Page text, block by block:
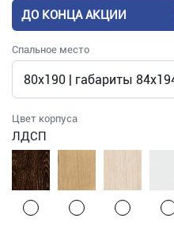
ДО КОНЦА АКЦИИ
Спальное место
Цвет корпуса
ЛДСП